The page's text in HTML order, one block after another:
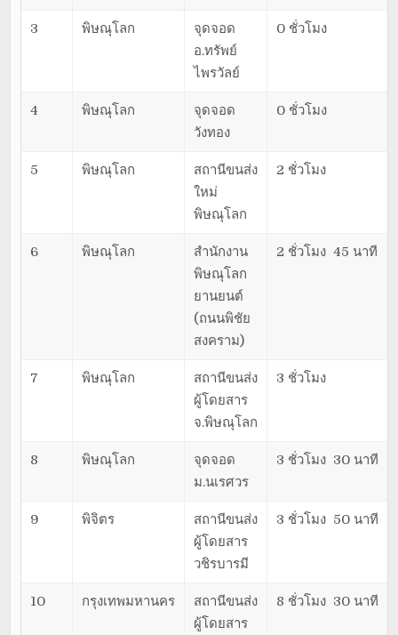
3 พิษณุโลก
จุดจอด
อ.ทรัพย์
ไพรวัลย์
0 ชั่วโมง
4 พิษณุโลก
จุดจอด
วังทอง
0 ชั่วโมง
5 พิษณุโลก
สถานีขนส่ง
ใหม่
พิษณุโลก
2 ชั่วโมง
6 พิษณุโลก
สำนักงาน
พิษณุโลก
ยานยนต์
(ถนนพิชัย
สงคราม)
2 ชั่วโมง 45 นาที
7 พิษณุโลก
สถานีขนส่ง
ผู้โดยสาร
จ.พิษณุโลก
3 ชั่วโมง
8 พิษณุโลก
จุดจอด
ม.นเรศวร
3 ชั่วโมง 30 นาที
9 พิจิตร
สถานีขนส่ง
ผู้โดยสาร
วชิรบารมี
3 ชั่วโมง 50 นาที
10 กรุงเทพมหานคร
สถานีขนส่ง
ผู้โดยสาร
8 ชั่วโมง 30 นาที